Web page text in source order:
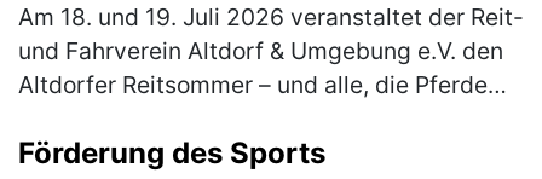
Am 18. und 19. Juli 2026 veranstaltet der Reit-
und Fahrverein Altdorf & Umgebung e.V. den
Altdorfer Reitsommer – und alle, die Pferde
Besucher erleb…(mehr)
Förderung des Sports